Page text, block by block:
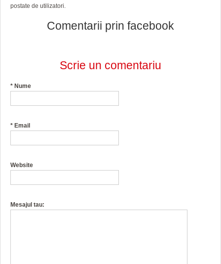
postate de utilizatori.
Comentarii prin facebook
Scrie un comentariu
* Nume
* Email
Website
Mesajul tau: